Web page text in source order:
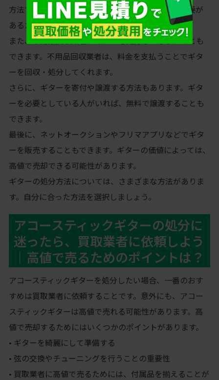
方法です。この方法は、ギターを小さく切断する必要が
あるため、少し手間がかかります。
また、不用品回収業者にギターを処分してもらうことも
できます。不用品回収業者は、料金を支払うことでギタ
ーを回収・処分してくれます。
さらに、ギターを寄付や譲渡する方法もあります。ギタ
ーを必要としている人がいれば、無料で譲渡することも
できます。
最後に、ネットオークションやフリマアプリなどでギタ
ーを販売することもできます。ギターの価値によっては、
高値で売却できる可能性があります。
ギターの処分方法については、さまざまな方法がありま
す。自分に合った方法を選択しましょう。
アコースティックギターの処分に
迷ったら、買取業者に依頼しよう
｜高値で売るためのポイントは？
アコースティックギターを処分したい場合、一番のおす
すめは買取業者に依頼することです。意外にも、アコー
スティックギターは高値で売れる可能性があります。高
値で売却するためにはいくつかのポイントがあります。
• ギターを綺麗にして準備する
• 弦の交換やチューニングを行うことの重要性
• 買取業者に高値で売るためには、付属品を揃えることが